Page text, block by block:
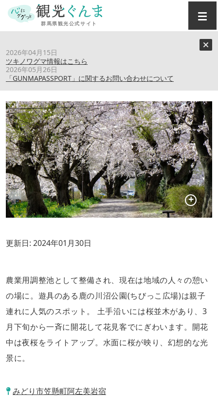
2026年04月15日
ツキノワグマ情報はこちら
2026年05月26日
「GUNMAPASSPORT」に関するお問い合わせについて
鹿の川沼（桜）
更新日: 2024年01月30日
農業用調整池として整備され、現在は地域の人々の憩い
の場に。遊具のある鹿の川沼公園(ちびっこ広場)は親子
連れに人気のスポット。 土手沿いには桜並木があり、3
月下旬から一斉に開花して花見客でにぎわいます。開花
中は夜桜をライトアップ。水面に桜が映り、幻想的な光
景に。
みどり市笠懸町阿左美岩宿